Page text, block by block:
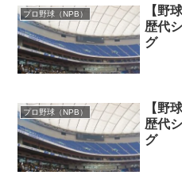
プロ野球（NPB）
【野
歴代
グ
プロ野球（NPB）
【野
歴代
グ